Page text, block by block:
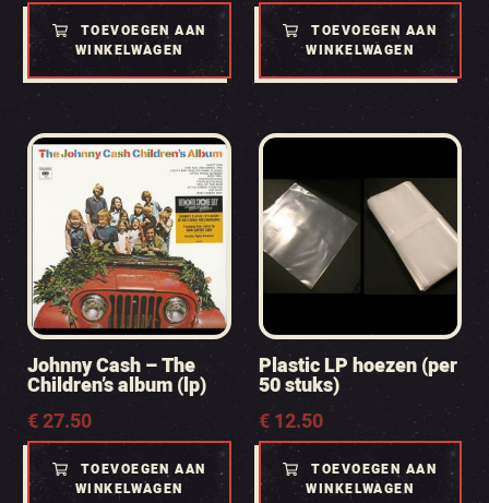
TOEVOEGEN AAN
WINKELWAGEN
TOEVOEGEN AAN
WINKELWAGEN
Johnny Cash – The
Children’s album (lp)
€27.50
TOEVOEGEN AAN
WINKELWAGEN
Plastic LP hoezen (per
50 stuks)
€12.50
TOEVOEGEN AAN
WINKELWAGEN